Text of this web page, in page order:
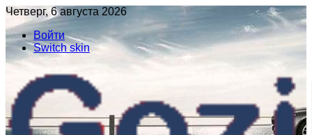
Четверг, 6 августа 2026
Войти
Switch skin